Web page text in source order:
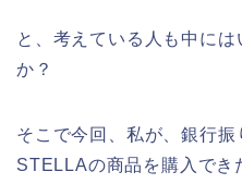
と、考えている人も中に
か？
そこで今回、私が、銀行
STELLAの商品を購入でき